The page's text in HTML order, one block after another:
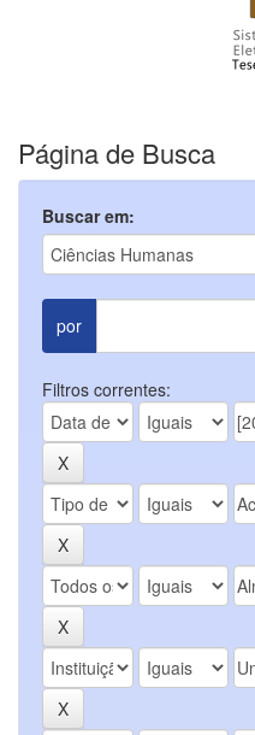
Página de Busca
Buscar em:
por
Filtros correntes: